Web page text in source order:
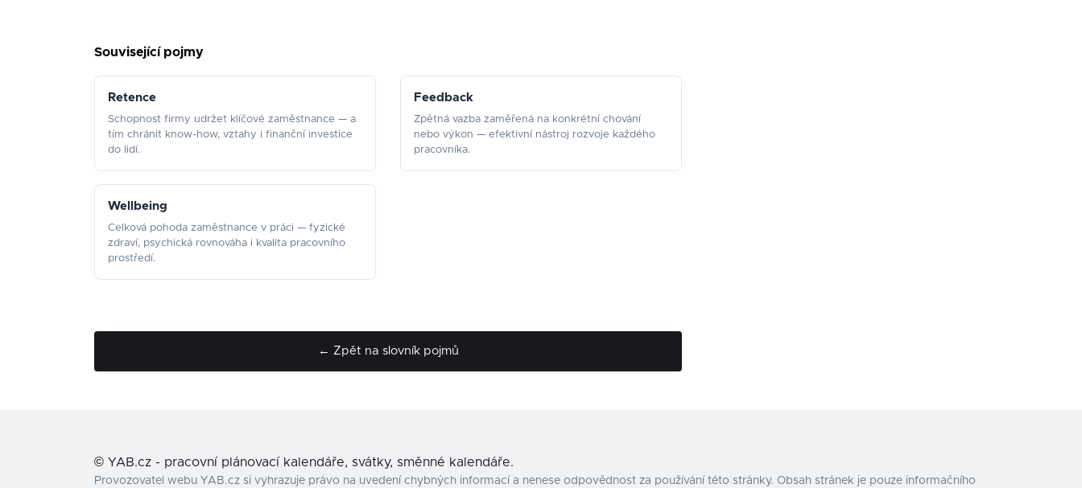
Související pojmy
Retence
Schopnost firmy udržet klíčové zaměstnance — a
tím chránit know-how, vztahy i finanční investice
do lidí.
Feedback
Zpětná vazba zaměřená na konkrétní chování
nebo výkon — efektivní nástroj rozvoje každého
pracovníka.
Wellbeing
Celková pohoda zaměstnance v práci — fyzické
zdraví, psychická rovnováha i kvalita pracovního
prostředí.
← Zpět na slovník pojmů
© YAB.cz - pracovní plánovací kalendáře, svátky, směnné kalendáře.
Provozovatel webu YAB.cz si vyhrazuje právo na uvedení chybných informací a nenese odpovědnost za používání této stránky. Obsah stránek je pouze informačního